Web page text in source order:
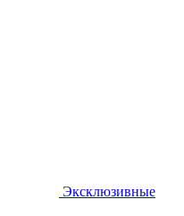
Эксклюзивные